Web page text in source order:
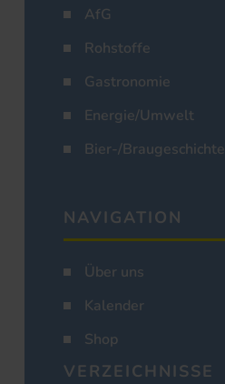
AfG
Rohstoffe
Gastronomie
Energie/Umwelt
Bier-/Braugeschichte
NAVIGATION
Über uns
Kalender
Shop
VERZEICHNISSE